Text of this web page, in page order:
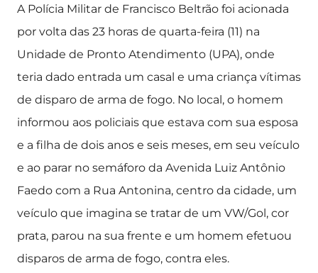
A Polícia Militar de Francisco Beltrão foi acionada
por volta das 23 horas de quarta-feira (11) na
Unidade de Pronto Atendimento (UPA), onde
teria dado entrada um casal e uma criança vítimas
de disparo de arma de fogo. No local, o homem
informou aos policiais que estava com sua esposa
e a filha de dois anos e seis meses, em seu veículo
e ao parar no semáforo da Avenida Luiz Antônio
Faedo com a Rua Antonina, centro da cidade, um
veículo que imagina se tratar de um VW/Gol, cor
prata, parou na sua frente e um homem efetuou
disparos de arma de fogo, contra eles.